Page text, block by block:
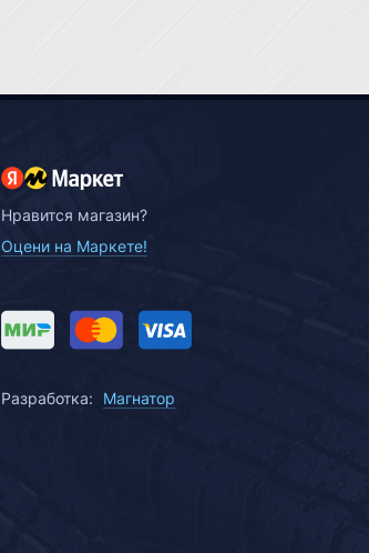
Нравится магазин?
Оцени на Маркете!
Разработка: Магнатор